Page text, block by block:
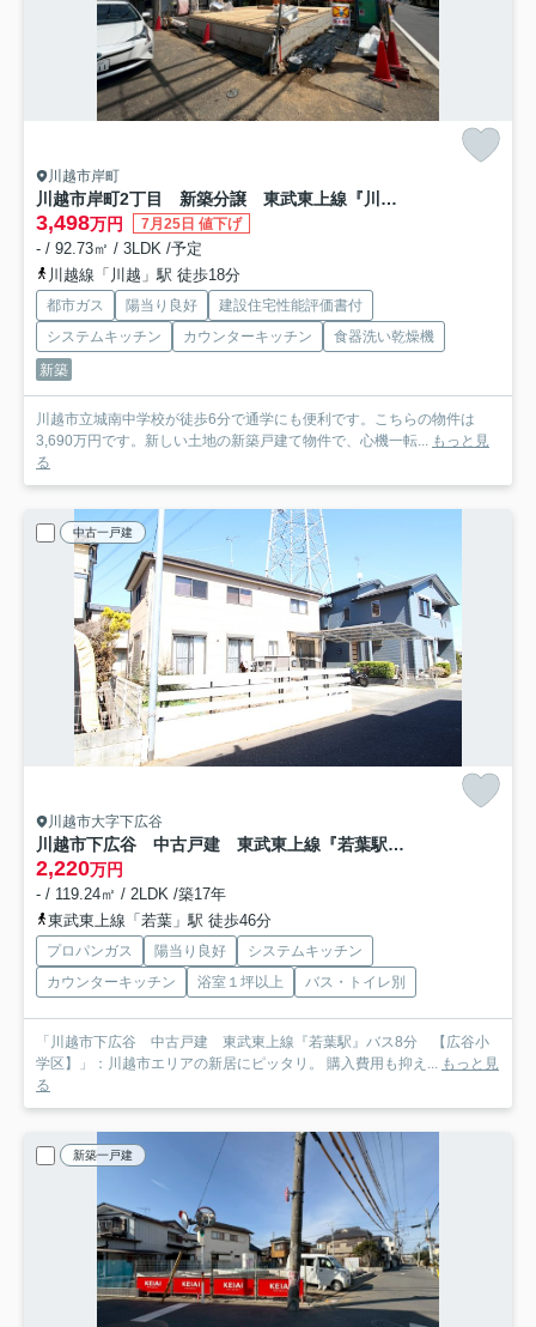
川越市岸町
川越市岸町2丁目 新築分譲 東武東上線『川越駅』徒歩18分 【仙波小学区】
3,498万円 7月25日 値下げ
- / 92.73㎡ / 3LDK /予定
川越線「川越」駅 徒歩18分
都市ガス 陽当り良好
建設住宅性能評価書付
システムキッチン
カウンターキッチン
食器洗い乾燥機
新築
川越市立城南中学校が徒歩6分で通学にも便利です。こちらの物件は
3,690万円です。新しい土地の新築戸建て物件で、心機一転... もっと見
る
中古一戸建
川越市大字下広谷
川越市下広谷 中古戸建 東武東上線『若葉駅』バス8分 【広谷小学区】
2,220万円
- / 119.24㎡ / 2LDK /築17年
東武東上線「若葉」駅 徒歩46分
プロパンガス 陽当り良好
システムキッチン
カウンターキッチン
浴室１坪以上 バス・トイレ別
「川越市下広谷 中古戸建 東武東上線『若葉駅』バス8分 【広谷小
学区】」：川越市エリアの新居にピッタリ。 購入費用も抑え... もっと見
る
新築一戸建